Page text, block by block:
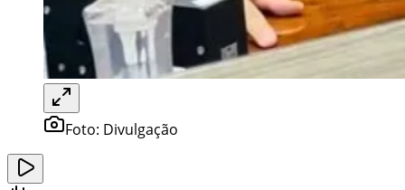
Foto: Divulgação